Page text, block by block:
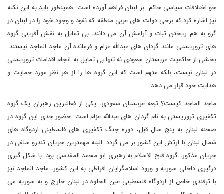
جو اختلافات سیاسی حاکم بر لبنان فراهم آورده است. همینطور باید به این نکته
نیز اشاره کرد که برخی دولت های عربی منطقه که نفوذ و وجود خود را در لبنان در
گرو به هم ریختن ثبات و آرامش آن می دانند، بی تمایل به نقش آفرینی گروه
های تروریستی مانند گردان های عبدالله عزام و فرمانده آن ماجد الماجد نیستند.
بخشی از حاکمیت عربستان سعودی نه تنها بی تمایل به انجام اقدامات تروریستی
در لبنان نیست، بلکه متهم است که این گروه ها را از هر نظر مورد حمایت و
هدایت خود قرار می دهد.
ماجد الماجد کیست؟ تبعه عربستان سعودی، یکی از فعالترین رهبران یک گروه
تکفیری تروریستی به نام گردان های عبدالله عزام است. حضور جدی این گروه در
صحنه لبنان به پنج سال قبل، دوره جنگ تکفیری های فلسطینی اردوگاه های
شمال لبنان با ارتش این کشور بر می گردد. البته مهمترین جریان تندرو سلفی در
جریان مذکور، گروه فتح الاسلام به رهبری ابو محمد المقدسی بود. با شکل گیری
درگیری داخلی سوریه و ورود اسلامگرایان افراطی به این کشور، ماجد الماجد نیز
با ترفندی خاص از اردوگاه فلسطینی عین الحلوه در لبنان خارج و به سوریه می